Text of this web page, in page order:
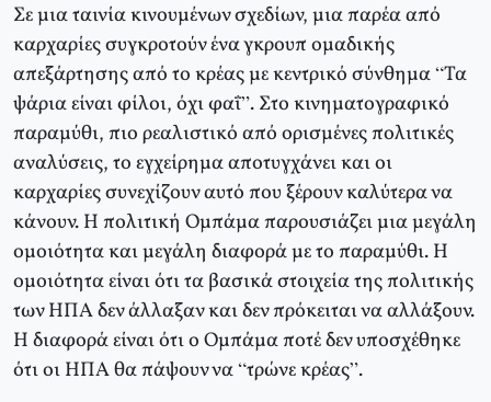
Σε μια ταινία κινουμένων σχεδίων, μια παρέα από
καρχαρίες συγκροτούν ένα γκρουπ ομαδικής
απεξάρτησης από το κρέας με κεντρικό σύνθημα “Τα
ψάρια είναι φίλοι, όχι φαΐ”. Στο κινηματογραφικό
παραμύθι, πιο ρεαλιστικό από ορισμένες πολιτικές
αναλύσεις, το εγχείρημα αποτυγχάνει και οι
καρχαρίες συνεχίζουν αυτό που ξέρουν καλύτερα να
κάνουν. Η πολιτική Ομπάμα παρουσιάζει μια μεγάλη
ομοιότητα και μεγάλη διαφορά με το παραμύθι. Η
ομοιότητα είναι ότι τα βασικά στοιχεία της πολιτικής
των ΗΠΑ δεν άλλαξαν και δεν πρόκειται να αλλάξουν.
Η διαφορά είναι ότι ο Ομπάμα ποτέ δεν υποσχέθηκε
ότι οι ΗΠΑ θα πάψουν να “τρώνε κρέας”.